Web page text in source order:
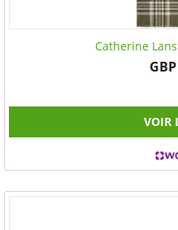
Catherine
VOIR